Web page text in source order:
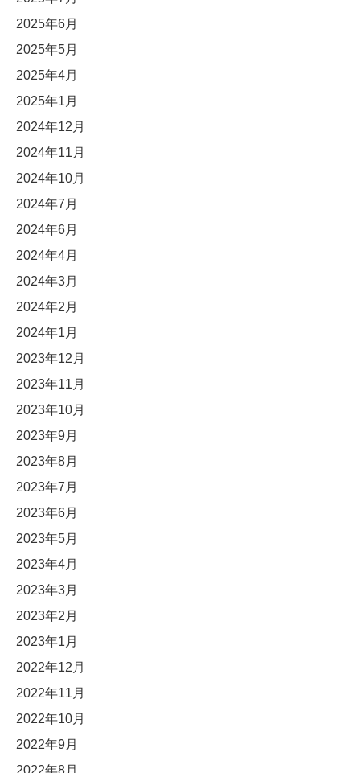
2025年6月
2025年5月
2025年4月
2025年1月
2024年12月
2024年11月
2024年10月
2024年7月
2024年6月
2024年4月
2024年3月
2024年2月
2024年1月
2023年12月
2023年11月
2023年10月
2023年9月
2023年8月
2023年7月
2023年6月
2023年5月
2023年4月
2023年3月
2023年2月
2023年1月
2022年12月
2022年11月
2022年10月
2022年9月
2022年8月